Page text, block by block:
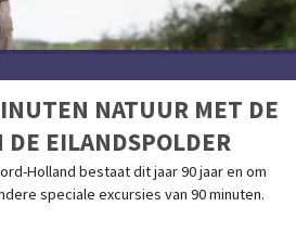
NATUUR MET DE
DE EILANDSPOLDER
Holland bestaat dit jaar 90 jaar en om
speciale excursies van 90 minuten.